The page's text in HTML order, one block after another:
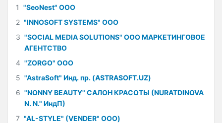
1 "SeoNest" ООО
2 "INNOSOFT SYSTEMS" ООО
3 "SOCIAL MEDIA SOLUTIONS" ООО МАРКЕТИНГОВОЕ
АГЕНТСТВО
4 "ZORGO" ООО
5 "AstraSoft" Инд. пр. (ASTRASOFT.UZ)
6 "NONNY BEAUTY" САЛОН КРАСОТЫ (NURATDINOVA
N. N." ИндП)
7 "AL-STYLE" (VENDER" ООО)